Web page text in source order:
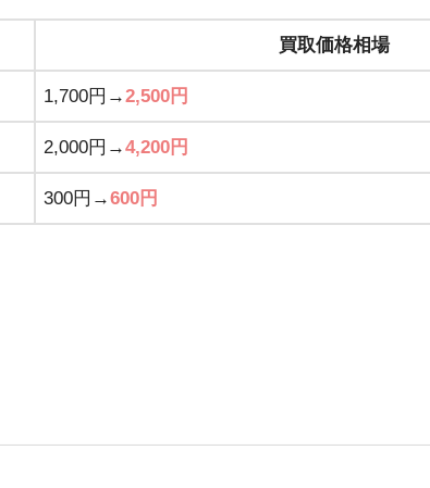
買取価格相場
1,700円→2,500円
2,000円→4,200円
300円→600円